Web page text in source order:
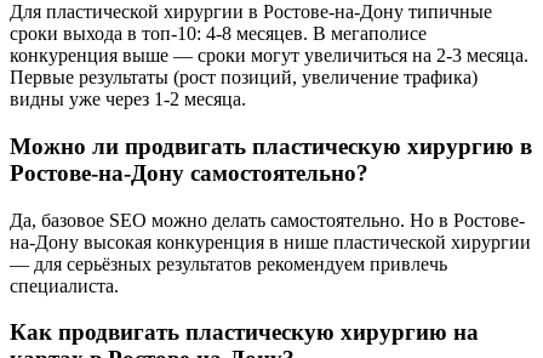
Для пластической хирургии в Ростове-на-Дону типичные
сроки выхода в топ-10: 4-8 месяцев. В мегаполисе
конкуренция выше — сроки могут увеличиться на 2-3 месяца.
Первые результаты (рост позиций, увеличение трафика)
видны уже через 1-2 месяца.
Можно ли продвигать пластическую хирургию в
Ростове-на-Дону самостоятельно?
Да, базовое SEO можно делать самостоятельно. Но в Ростове-
на-Дону высокая конкуренция в нише пластической хирургии
— для серьёзных результатов рекомендуем привлечь
специалиста.
Как продвигать пластическую хирургию на